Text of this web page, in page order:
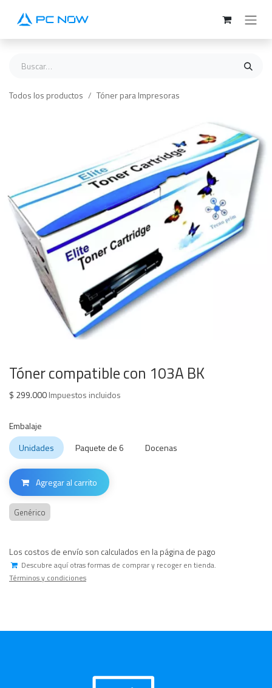
Todos los productos Tóner para Impresoras
Tóner compatible con 103A BK
$ 299.000Impuestos incluidos
Embalaje
Unidades
Paquete de 6 Docenas
Agregar al carrito
Genérico
Los costos de envío son calculados en la página de pago
Descubre aquí otras formas de comprar y recoger en tienda.
Términos y condiciones